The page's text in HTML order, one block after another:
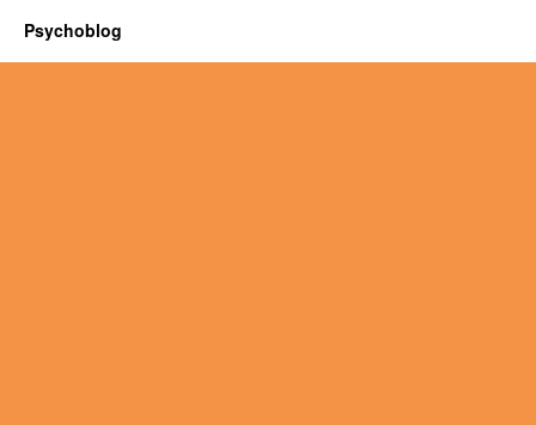
Psychoblog